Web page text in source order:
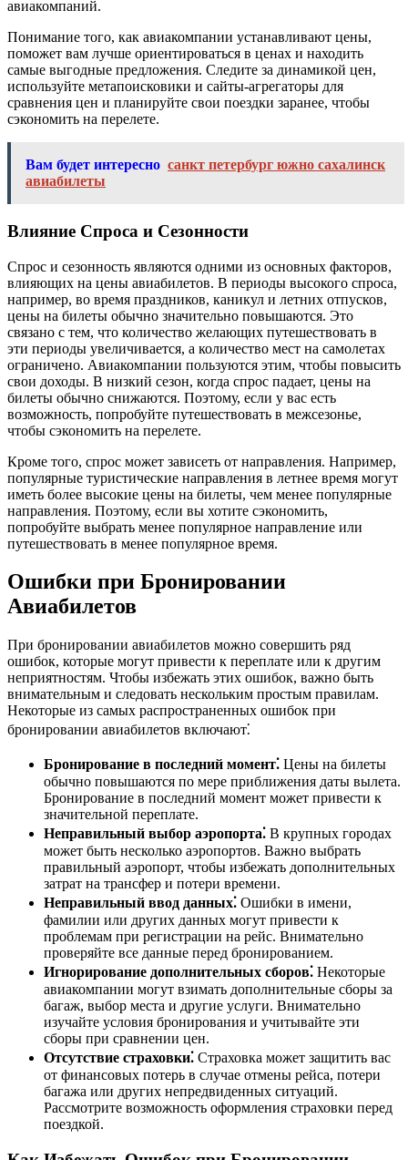
авиакомпаний.
Понимание того, как авиакомпании устанавливают цены,
поможет вам лучше ориентироваться в ценах и находить
самые выгодные предложения. Следите за динамикой цен,
используйте метапоисковики и сайты-агрегаторы для
сравнения цен и планируйте свои поездки заранее, чтобы
сэкономить на перелете.
Вам будет интересно санкт петербург южно сахалинск
авиабилеты
Влияние Спроса и Сезонности
Спрос и сезонность являются одними из основных факторов,
влияющих на цены авиабилетов. В периоды высокого спроса,
например, во время праздников, каникул и летних отпусков,
цены на билеты обычно значительно повышаются. Это
связано с тем, что количество желающих путешествовать в
эти периоды увеличивается, а количество мест на самолетах
ограничено. Авиакомпании пользуются этим, чтобы повысить
свои доходы. В низкий сезон, когда спрос падает, цены на
билеты обычно снижаются. Поэтому, если у вас есть
возможность, попробуйте путешествовать в межсезонье,
чтобы сэкономить на перелете.
Кроме того, спрос может зависеть от направления. Например,
популярные туристические направления в летнее время могут
иметь более высокие цены на билеты, чем менее популярные
направления. Поэтому, если вы хотите сэкономить,
попробуйте выбрать менее популярное направление или
путешествовать в менее популярное время.
Ошибки при Бронировании
Авиабилетов
При бронировании авиабилетов можно совершить ряд
ошибок, которые могут привести к переплате или к другим
неприятностям. Чтобы избежать этих ошибок, важно быть
внимательным и следовать нескольким простым правилам.
Некоторые из самых распространенных ошибок при
бронировании авиабилетов включают⁚
Бронирование в последний момент⁚ Цены на билеты
обычно повышаются по мере приближения даты вылета.
Бронирование в последний момент может привести к
значительной переплате.
Неправильный выбор аэропорта⁚ В крупных городах
может быть несколько аэропортов. Важно выбрать
правильный аэропорт, чтобы избежать дополнительных
затрат на трансфер и потери времени.
Неправильный ввод данных⁚ Ошибки в имени,
фамилии или других данных могут привести к
проблемам при регистрации на рейс. Внимательно
проверяйте все данные перед бронированием.
Игнорирование дополнительных сборов⁚ Некоторые
авиакомпании могут взимать дополнительные сборы за
багаж, выбор места и другие услуги. Внимательно
изучайте условия бронирования и учитывайте эти
сборы при сравнении цен.
Отсутствие страховки⁚ Страховка может защитить вас
от финансовых потерь в случае отмены рейса, потери
багажа или других непредвиденных ситуаций.
Рассмотрите возможность оформления страховки перед
поездкой.